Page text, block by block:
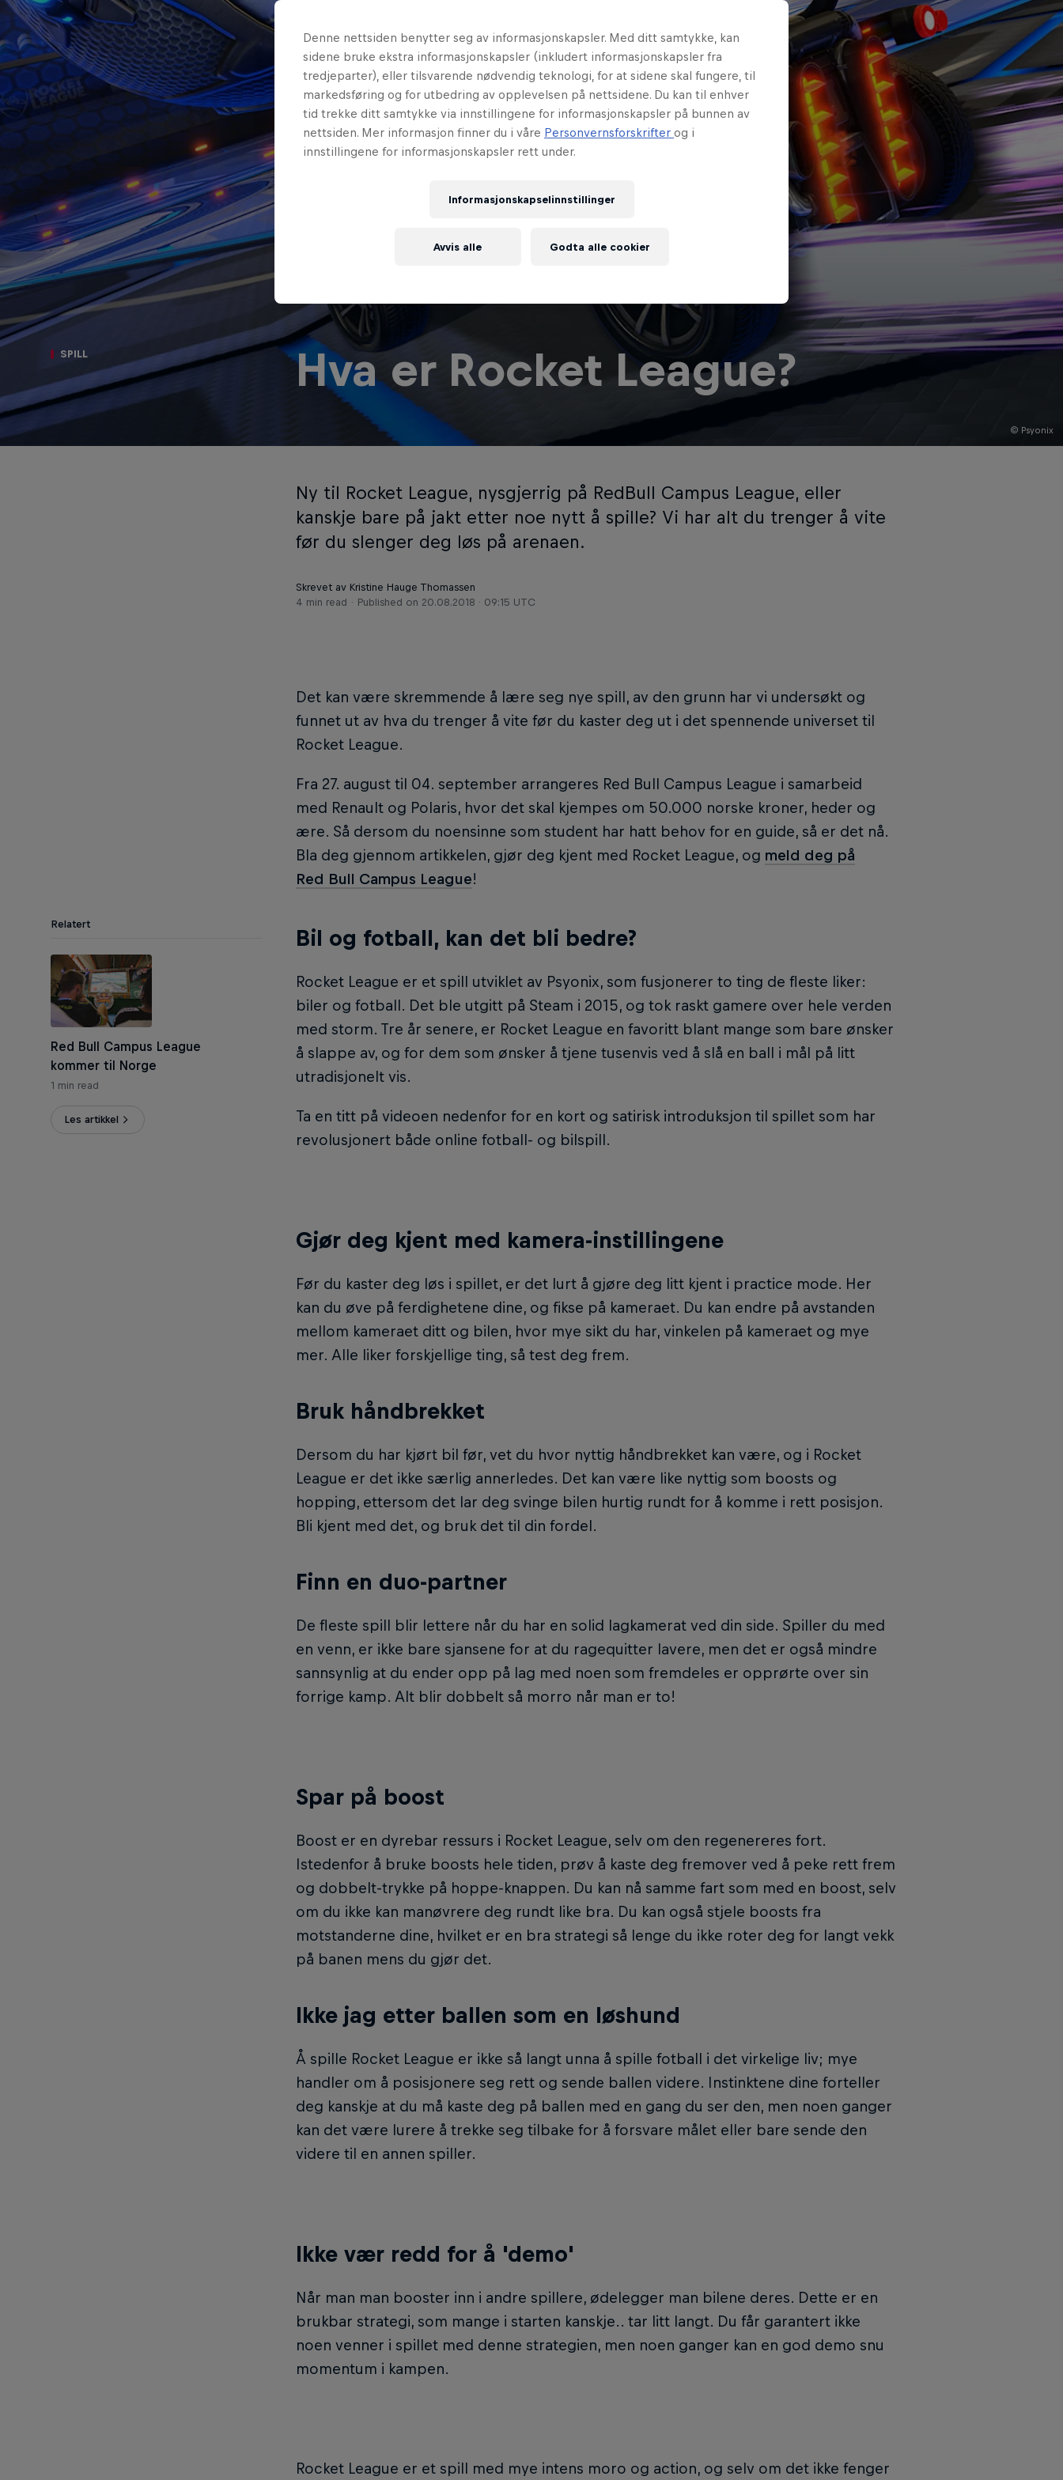
© Psyonix
SPILL Hva er Rocket League?
Ny til Rocket League, nysgjerrig på RedBull Campus League, eller
kanskje bare på jakt etter noe nytt å spille? Vi har alt du trenger å vite
før du slenger deg løs på arenaen.
Skrevet av Kristine Hauge Thomassen
4 min read
Published on 20.08.2018 · 09:15 UTC
Det kan være skremmende å lære seg nye spill, av den grunn har vi undersøkt og
funnet ut av hva du trenger å vite før du kaster deg ut i det spennende universet til
Rocket League.
Fra 27. august til 04. september arrangeres Red Bull Campus League i samarbeid
med Renault og Polaris, hvor det skal kjempes om 50.000 norske kroner, heder og
ære. Så dersom du noensinne som student har hatt behov for en guide, så er det nå.
Bla deg gjennom artikkelen, gjør deg kjent med Rocket League, og meld deg på
Red Bull Campus League!
Relatert
Red Bull Campus League
kommer til Norge
1 min read
Les artikkel
Bil og fotball, kan det bli bedre?
Rocket League er et spill utviklet av Psyonix, som fusjonerer to ting de fleste liker:
biler og fotball. Det ble utgitt på Steam i 2015, og tok raskt gamere over hele verden
med storm. Tre år senere, er Rocket League en favoritt blant mange som bare ønsker
å slappe av, og for dem som ønsker å tjene tusenvis ved å slå en ball i mål på litt
utradisjonelt vis.
Ta en titt på videoen nedenfor for en kort og satirisk introduksjon til spillet som har
revolusjonert både online fotball- og bilspill.
Gjør deg kjent med kamera-instillingene
Før du kaster deg løs i spillet, er det lurt å gjøre deg litt kjent i practice mode. Her
kan du øve på ferdighetene dine, og fikse på kameraet. Du kan endre på avstanden
mellom kameraet ditt og bilen, hvor mye sikt du har, vinkelen på kameraet og mye
mer. Alle liker forskjellige ting, så test deg frem.
Bruk håndbrekket
Dersom du har kjørt bil før, vet du hvor nyttig håndbrekket kan være, og i Rocket
League er det ikke særlig annerledes. Det kan være like nyttig som boosts og
hopping, ettersom det lar deg svinge bilen hurtig rundt for å komme i rett posisjon.
Bli kjent med det, og bruk det til din fordel.
Finn en duo-partner
De fleste spill blir lettere når du har en solid lagkamerat ved din side. Spiller du med
en venn, er ikke bare sjansene for at du ragequitter lavere, men det er også mindre
sannsynlig at du ender opp på lag med noen som fremdeles er opprørte over sin
forrige kamp. Alt blir dobbelt så morro når man er to!
Spar på boost
Boost er en dyrebar ressurs i Rocket League, selv om den regenereres fort.
Istedenfor å bruke boosts hele tiden, prøv å kaste deg fremover ved å peke rett frem
og dobbelt-trykke på hoppe-knappen. Du kan nå samme fart som med en boost, selv
om du ikke kan manøvrere deg rundt like bra. Du kan også stjele boosts fra
motstanderne dine, hvilket er en bra strategi så lenge du ikke roter deg for langt vekk
på banen mens du gjør det.
Ikke jag etter ballen som en løshund
Å spille Rocket League er ikke så langt unna å spille fotball i det virkelige liv; mye
handler om å posisjonere seg rett og sende ballen videre. Instinktene dine forteller
deg kanskje at du må kaste deg på ballen med en gang du ser den, men noen ganger
kan det være lurere å trekke seg tilbake for å forsvare målet eller bare sende den
videre til en annen spiller.
Ikke vær redd for å 'demo'
Når man man booster inn i andre spillere, ødelegger man bilene deres. Dette er en
brukbar strategi, som mange i starten kanskje.. tar litt langt. Du får garantert ikke
noen venner i spillet med denne strategien, men noen ganger kan en god demo snu
momentum i kampen.
Rocket League er et spill med mye intens moro og action, og selv om det ikke fenger
Denne nettsiden benytter seg av informasjonskapsler. Med ditt samtykke, kan
sidene bruke ekstra informasjonskapsler (inkludert informasjonskapsler fra
tredjeparter), eller tilsvarende nødvendig teknologi, for at sidene skal fungere, til
markedsføring og for utbedring av opplevelsen på nettsidene. Du kan til enhver
tid trekke ditt samtykke via innstillingene for informasjonskapsler på bunnen av
nettsiden. Mer informasjon finner du i våre Personvernsforskrifter og i
innstillingene for informasjonskapsler rett under.
Informasjonskapselinnstillinger
Avvis alle Godta alle cookier